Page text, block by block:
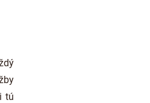
tú